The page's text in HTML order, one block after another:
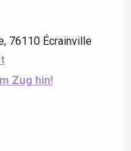
76110 Écrainville
Zug hin!